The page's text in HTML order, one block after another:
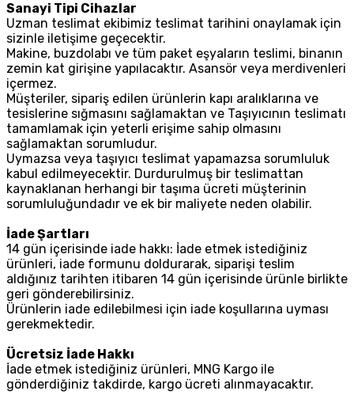
Sanayi Tipi Cihazlar
Uzman teslimat ekibimiz teslimat tarihini onaylamak için
sizinle iletişime geçecektir.
Makine, buzdolabı ve tüm paket eşyaların teslimi, binanın
zemin kat girişine yapılacaktır. Asansör veya merdivenleri
içermez.
Müşteriler, sipariş edilen ürünlerin kapı aralıklarına ve
tesislerine sığmasını sağlamaktan ve Taşıyıcının teslimatı
tamamlamak için yeterli erişime sahip olmasını
sağlamaktan sorumludur.
Uymazsa veya taşıyıcı teslimat yapamazsa sorumluluk
kabul edilmeyecektir. Durdurulmuş bir teslimattan
kaynaklanan herhangi bir taşıma ücreti müşterinin
sorumluluğundadır ve ek bir maliyete neden olabilir.
İade Şartları
14 gün içerisinde iade hakkı: İade etmek istediğiniz
ürünleri, iade formunu doldurarak, siparişi teslim
aldığınız tarihten itibaren 14 gün içerisinde ürünle birlikte
geri gönderebilirsiniz.
Ürünlerin iade edilebilmesi için iade koşullarına uyması
gerekmektedir.
Ücretsiz İade Hakkı
İade etmek istediğiniz ürünleri, MNG Kargo ile
gönderdiğiniz takdirde, kargo ücreti alınmayacaktır.